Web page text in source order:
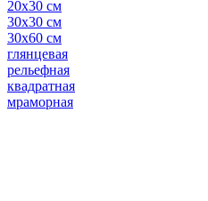
20x30 см
30x30 см
30x60 см
глянцевая
рельефная
квадратная
мраморная